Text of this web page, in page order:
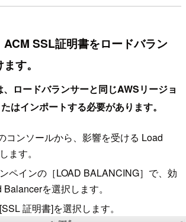
ACM SSL証明書をロードバラン
す。
ロードバランサーと同じAWSリージョ
はインポートする必要があります。
コンソールから、影響を受ける Load
ます。
ペインの［LOAD BALANCING］で、効
を選択します。
証明書]を選択します。